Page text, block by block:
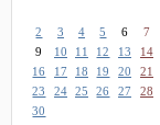
2
3 4 5 6 7
9
10 11 12 13 14
16
17 18 19 20 21
23
24 25 26 27 28
30